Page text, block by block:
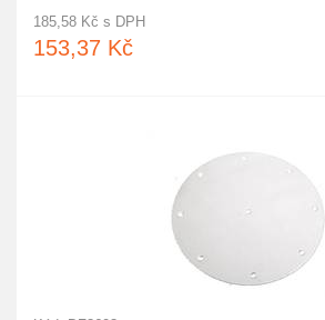
185,58 Kč s DPH
153,37 Kč